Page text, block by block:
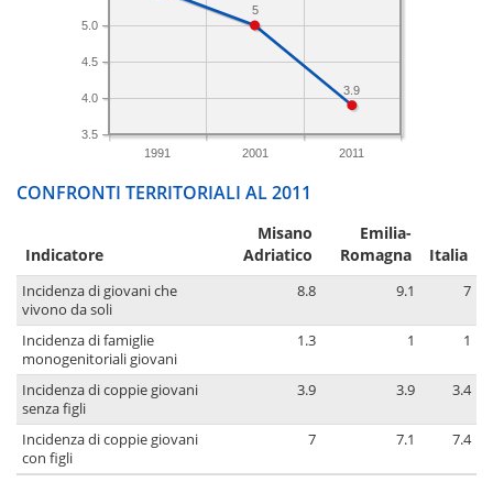
1991 2001 2011
3.5
4.0
4.5
5.0
3.9
5
CONFRONTI TERRITORIALI AL 2011
Indicatore
Misano
Adriatico
Emilia-
Romagna
Italia
Incidenza di giovani che
vivono da soli
8.8 9.1 7
Incidenza di famiglie
monogenitoriali giovani
1.3 1 1
Incidenza di coppie giovani
senza figli
3.9 3.9 3.4
Incidenza di coppie giovani
con figli
7 7.1 7.4